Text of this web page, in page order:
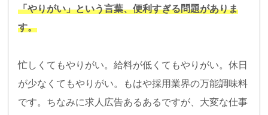
「やりがい」という言葉、便利すぎる問題がありま
す。
忙しくてもやりがい。給料が低くてもやりがい。休日
が少なくてもやりがい。もはや採用業界の万能調味料
です。ちなみに求人広告あるあるですが、大変な仕事